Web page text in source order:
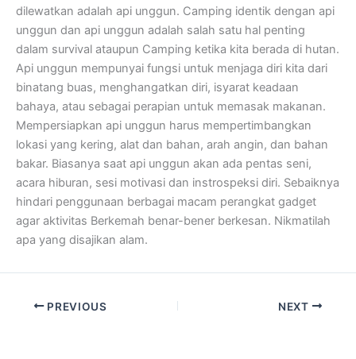
dilewatkan adalah api unggun. Camping identik dengan api
unggun dan api unggun adalah salah satu hal penting
dalam survival ataupun Camping ketika kita berada di hutan.
Api unggun mempunyai fungsi untuk menjaga diri kita dari
binatang buas, menghangatkan diri, isyarat keadaan
bahaya, atau sebagai perapian untuk memasak makanan.
Mempersiapkan api unggun harus mempertimbangkan
lokasi yang kering, alat dan bahan, arah angin, dan bahan
bakar. Biasanya saat api unggun akan ada pentas seni,
acara hiburan, sesi motivasi dan instrospeksi diri. Sebaiknya
hindari penggunaan berbagai macam perangkat gadget
agar aktivitas Berkemah benar-bener berkesan. Nikmatilah
apa yang disajikan alam.
PREVIOUS NEXT